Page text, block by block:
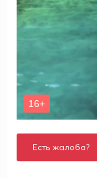
Есть жалоба?